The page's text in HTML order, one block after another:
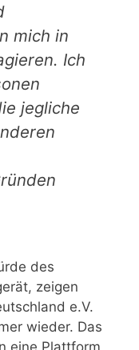
mich in
Ich
jegliche
des
zeigen
e.V.
wieder. Das
eine Plattform